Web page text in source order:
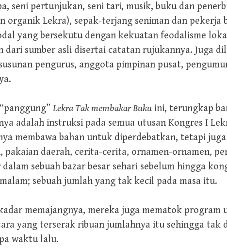
seni pertunjukan, seni tari, musik, buku dan
organik Lekra), sepak-terjang seniman dan
yang bersekutu dengan kekuatan feodalisme
dari sumber asli disertai catatan rujukannya. Juga
pengurus, anggota pimpinan pusat,
Lekra Tak membakar Bukuini, terungkap
adalah instruksi pada semua utusan Kongres I
membawa bahan untuk diperdebatkan, tetapi
pakaian daerah, cerita-cerita, ornamen-ornamen,
sebuah bazar besar sehari sebelum hingga
sebuah jumlah yang tak kecil pada masa itu.
memajangnya, mereka juga mematok
yang terserak ribuan jumlahnya itu sehingga tak
waktu lalu.